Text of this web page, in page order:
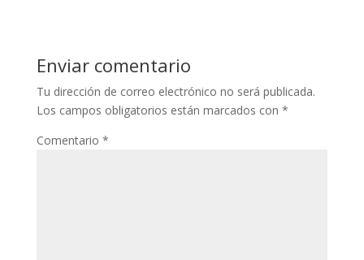
Enviar comentario
Tu dirección de correo electrónico no será publicada.
Los campos obligatorios están marcados con *
Comentario *